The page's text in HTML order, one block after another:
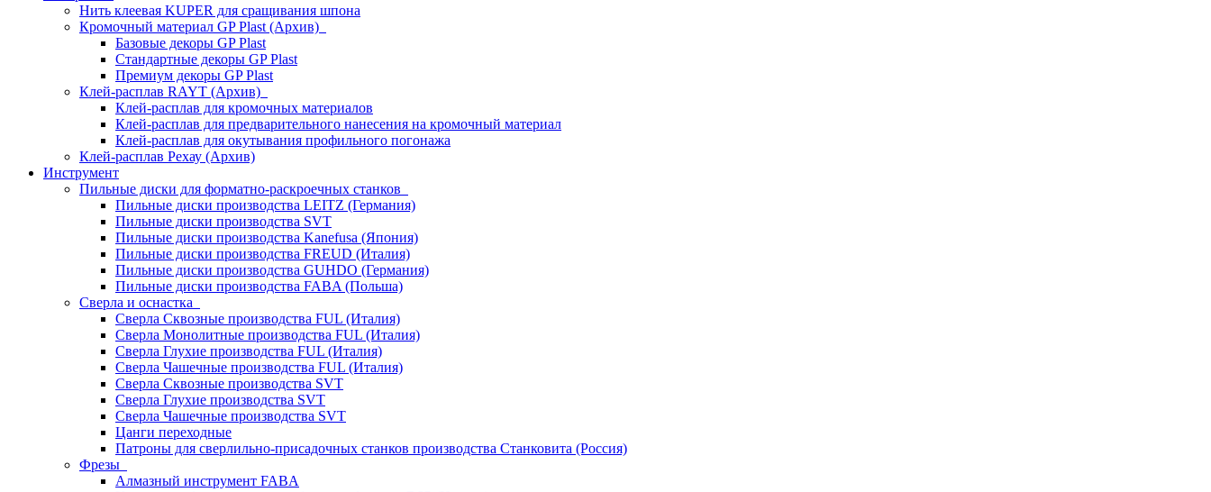
Нить клеевая KUPER для сращивания шпона
Кромочный материал GP Plast (Архив)
Базовые декоры GP Plast
Стандартные декоры GP Plast
Премиум декоры GP Plast
Клей-расплав RAYT (Архив)
Клей-расплав для кромочных материалов
Клей-расплав для предварительного нанесения на кромочный материал
Клей-расплав для окутывания профильного погонажа
Клей-расплав Рехау (Архив)
Инструмент
Пильные диски для форматно-раскроечных станков
Пильные диски производства LEITZ (Германия)
Пильные диски производства SVT
Пильные диски производства Kanefusa (Япония)
Пильные диски производства FREUD (Италия)
Пильные диски производства GUHDO (Германия)
Пильные диски производства FABA (Польша)
Сверла и оснастка
Сверла Сквозные производства FUL (Италия)
Сверла Монолитные производства FUL (Италия)
Сверла Глухие производства FUL (Италия)
Сверла Чашечные производства FUL (Италия)
Сверла Сквозные производства SVT
Сверла Глухие производства SVT
Сверла Чашечные производства SVT
Цанги переходные
Патроны для сверлильно-присадочных станков производства Станковита (Россия)
Фрезы
Алмазный инструмент FABA